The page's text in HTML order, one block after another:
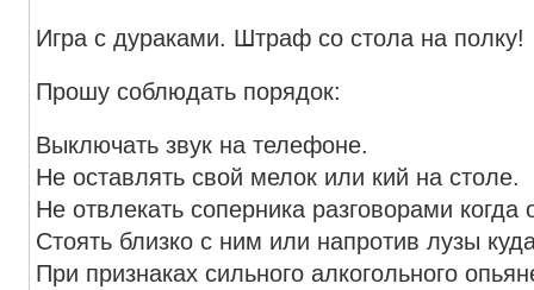
Игра с дураками. Штраф со стола на полку!
Прошу соблюдать порядок:
Выключать звук на телефоне.
Не оставлять свой мелок или кий на столе.
Не отвлекать соперника разговорами когда
Стоять близко с ним или напротив лузы
При признаках сильного алкогольного